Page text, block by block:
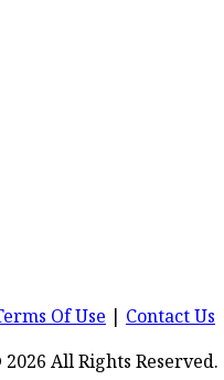
Of Use Contact Us
All Rights Reserved.